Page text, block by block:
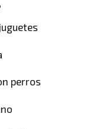
perros